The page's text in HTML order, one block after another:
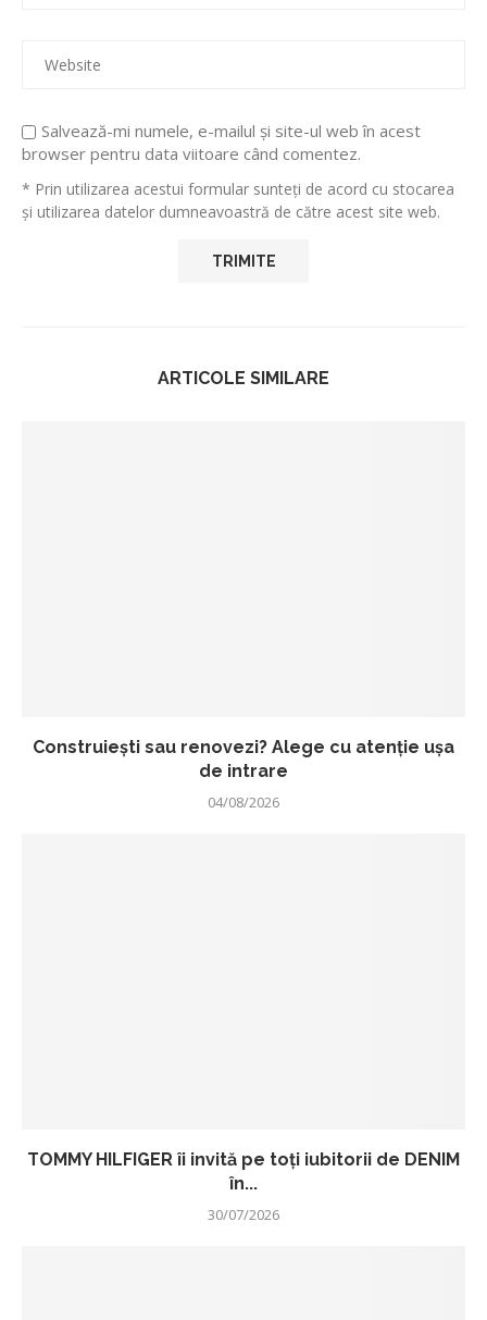
Salvează-mi numele, e-mailul și site-ul web în acest
browser pentru data viitoare când comentez.
* Prin utilizarea acestui formular sunteți de acord cu stocarea
și utilizarea datelor dumneavoastră de către acest site web.
ARTICOLE SIMILARE
Construiești sau renovezi? Alege cu atenție ușa
de intrare
04/08/2026
TOMMY HILFIGER îi invită pe toți iubitorii de DENIM
în...
30/07/2026